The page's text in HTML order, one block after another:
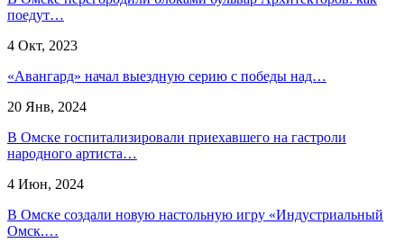
поедут…
4 Окт, 2023
«Авангард» начал выездную серию с победы над…
20 Янв, 2024
В Омске госпитализировали приехавшего на гастроли
народного артиста…
4 Июн, 2024
В Омске создали новую настольную игру «Индустриальный
Омск.…